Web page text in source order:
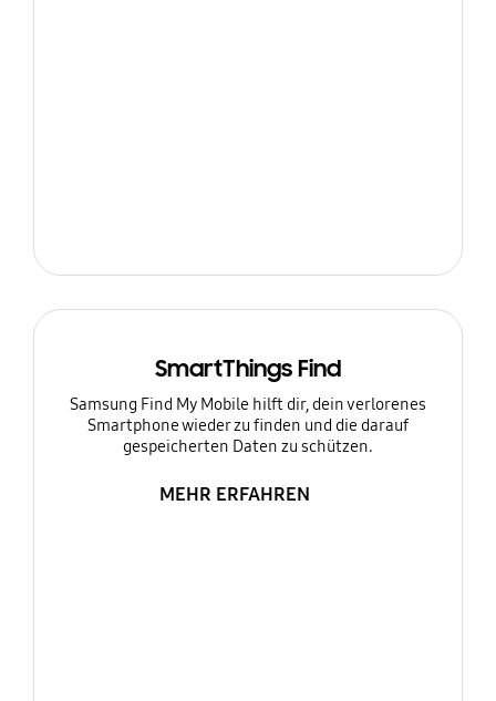
SmartThings Find
Samsung Find My Mobile hilft dir, dein verlorenes
Smartphone wieder zu finden und die darauf
gespeicherten Daten zu schützen.
MEHR ERFAHREN